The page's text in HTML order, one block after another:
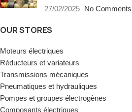
27/02/2025 No Comments
OUR STORES
Moteurs électriques
Réducteurs et variateurs
Transmissions mécaniques
Pneumatiques et hydrauliques
Pompes et groupes électrogènes
Composants électriques